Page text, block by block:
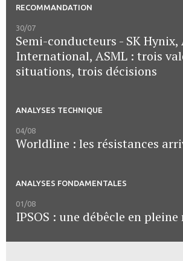
RECOMMANDATION
30/07
Semi-conducteurs - SK Hynix,
International, ASML : trois
situations, trois décisions
ANALYSES TECHNIQUE
04/08
Worldline : les résistances
ANALYSES FONDAMENTALES
01/08
IPSOS : une débêcle en